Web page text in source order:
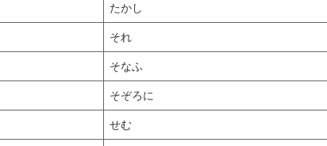
たかし
それ
そなふ
そぞろに
せむ